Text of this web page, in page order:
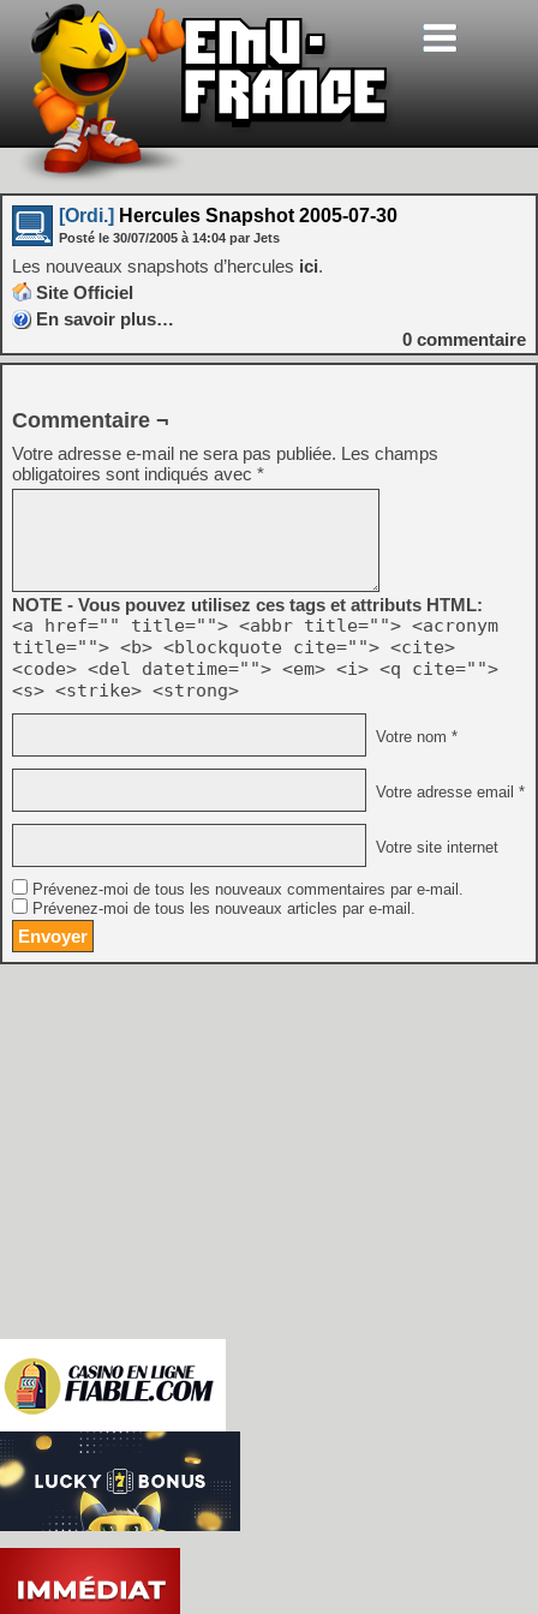
[Ordi.] Hercules Snapshot 2005-07-30
Posté le 30/07/2005 à 14:04 par Jets
Les nouveaux snapshots d’hercules ici.
Site Officiel
En savoir plus…
0 commentaire
Commentaire ¬
Votre adresse e-mail ne sera pas publiée. Les champs
obligatoires sont indiqués avec *
NOTE - Vous pouvez utilisez ces tags et attributs HTML:
<a href="" title=""> <abbr title=""> <acronym
title=""> <b> <blockquote cite=""> <cite>
<code> <del datetime=""> <em> <i> <q cite="">
<s> <strike> <strong>
Votre nom *
Votre adresse email *
Votre site internet
Prévenez-moi de tous les nouveaux commentaires par e-mail.
Prévenez-moi de tous les nouveaux articles par e-mail.